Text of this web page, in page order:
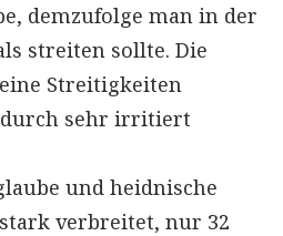
demzufolge man in der
streiten sollte. Die
Streitigkeiten
sehr irritiert
und heidnische
verbreitet, nur 32